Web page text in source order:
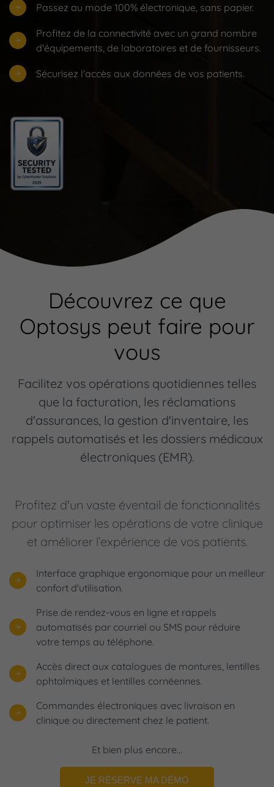
Passez au mode 100% électronique, sans papier.
Profitez de la connectivité avec un grand nombre
d'équipements, de laboratoires et de fournisseurs.
Sécurisez l'accès aux données de vos patients.
Découvrez ce que
Optosys peut faire pour
vous
Facilitez vos opérations quotidiennes telles
que la facturation, les réclamations
d'assurances, la gestion d'inventaire, les
rappels automatisés et les dossiers médicaux
électroniques (EMR).
Profitez d'un vaste éventail de fonctionnalités
pour optimiser les opérations de votre clinique
et améliorer l’expérience de vos patients.
Interface graphique ergonomique pour un meilleur
confort d'utilisation.
Prise de rendez-vous en ligne et rappels
automatisés par courriel ou SMS pour réduire
votre temps au téléphone.
Accès direct aux catalogues de montures, lentilles
ophtalmiques et lentilles cornéennes.
Commandes électroniques avec livraison en
clinique ou directement chez le patient.
Et bien plus encore...
JE RÉSERVE MA DÉMO